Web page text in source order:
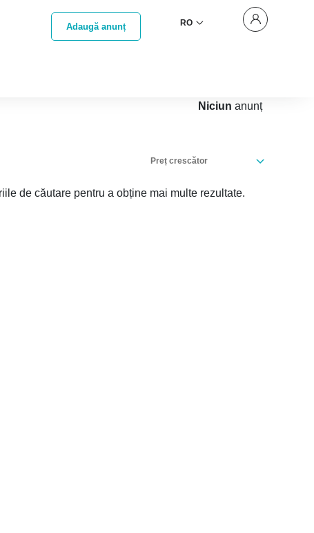
Adaugă anunț RO
Niciun anunț
Preț crescător
de căutare pentru a obține mai multe rezultate.